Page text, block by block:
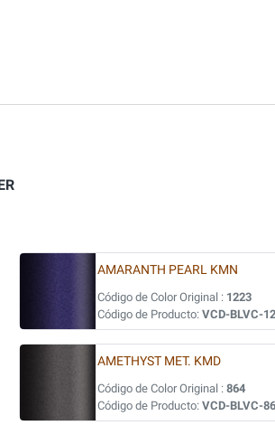
AMARANTH PEARL KMN
Código de Color Original : 1223
Código de Producto: VCD-BLVC-
AMETHYST MET. KMD
Código de Color Original : 864
Código de Producto: VCD-BLVC-